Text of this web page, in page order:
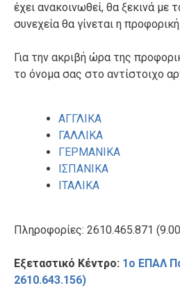
έχει ανακοινωθεί, θα ξεκινά με
συνεχεία θα γίνεται η
Για την ακριβή ώρα της
το όνομα σας στο αντίστοιχο
ΑΓΓΛΙΚΑ
ΓΑΛΛΙΚΑ
ΓΕΡΜΑΝΙΚΑ
ΙΣΠΑΝΙΚΑ
ΙΤΑΛΙΚΑ
Πληροφορίες: 2610.465.871
Εξεταστικό Κέντρο: 1ο ΕΠΑΛ
2610.643.156)